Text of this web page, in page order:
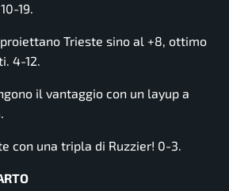
19.
proiettano Trieste sino al +8, ottimo
4-12.
il vantaggio con un layup a
con una tripla di Ruzzier! 0-3.